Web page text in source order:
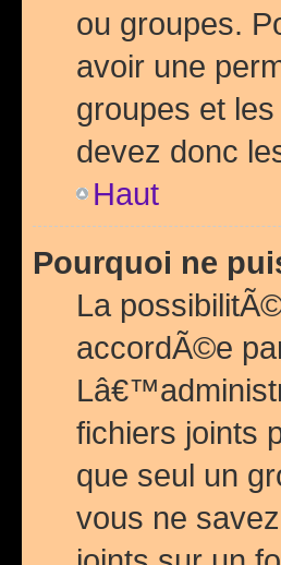
ou groupes.
avoir une
groupes et
devez donc
Haut
Pourquoi ne
La
accordÃ©e
fichiers joints
que seul un
vous ne